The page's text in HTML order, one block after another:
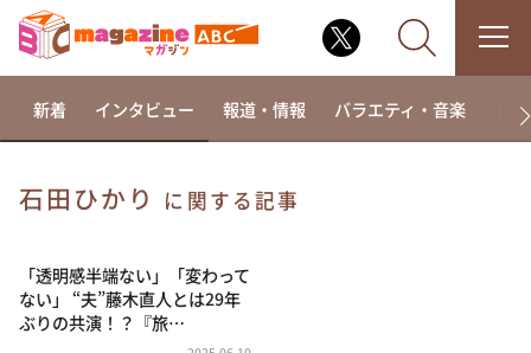
相席食堂
これ余談なんですけど・・・
新着 インタビュー 報道・情報 バラエティ・音楽 ド
石田ひかり に関する記事
「透明感半端ない」「変わって
ない」 “夫”藤木直人とは29年
ぶりの共演！？『旅…